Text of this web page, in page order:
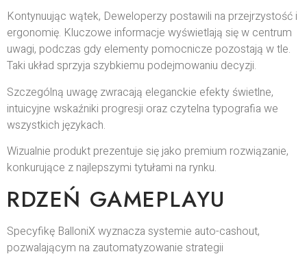
Kontynuując wątek, Deweloperzy postawili na przejrzystość i
ergonomię. Kluczowe informacje wyświetlają się w centrum
uwagi, podczas gdy elementy pomocnicze pozostają w tle.
Taki układ sprzyja szybkiemu podejmowaniu decyzji.
Szczególną uwagę zwracają eleganckie efekty świetlne,
intuicyjne wskaźniki progresji oraz czytelna typografia we
wszystkich językach.
Wizualnie produkt prezentuje się jako premium rozwiązanie,
konkurujące z najlepszymi tytułami na rynku.
RDZEŃ GAMEPLAYU
Specyfikę BalloniX wyznacza systemie auto-cashout,
pozwalającym na zautomatyzowanie strategii